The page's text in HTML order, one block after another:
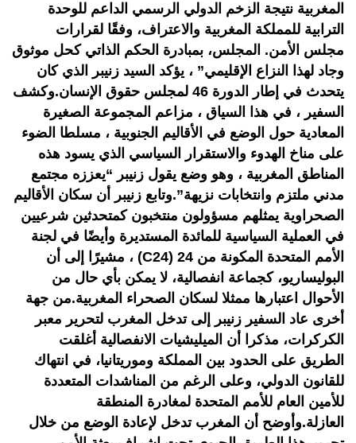
المغربية نتيجة الزخم الدولي الرسمي الداعم للوحدة
الترابية للمملكة المغربية والاعتراف، وفقًا لقرارات
مجلس الأمن. المجلس، بمبادرة الحكم الذاتي كحل موثوق
وجاد لهذا النزاع الإقليمي” ، يؤكد السيد زنيبر الذي كان
يتحدث في إطار الدورة 46 لمجلس حقوق الإنسان.وكشف
السفير ، في هذا السياق ، مزاعم المجموعة الصغيرة
المعادية حول الوضع في الأقاليم الجنوبية ، مسلطا الضوء
على مناخ الهدوء والاستقرار السياسي الذي يسود هذه
المناطق المغربية ، وهو وضع يقول زنيبر “يعززه مجتمع
مدني ملتزم وانتخابات نزيهة”.وتابع زنيبر أن سكان الأقاليم
الصحراوية يمثلهم مسؤولون منتخبون كمتحدثين شرعيين
في العملية السياسية للمائدة المستديرة وأيضًا في لجنة
الأمم المتحدة المكونة من 24 (C24) ، مشيرًا إلى أن
البوليساريو، كجماعة انفصالية، لا يمكن بأي حال من
الأحوال اعتبارها ممثلا لسكان الصحراء المغربية.من جهة
أخرى عاد السفير زنيبر إلى تدخل المغرب لتحرير معبر
الكركرات، مذكرا أن الميليشيات الانفصالية أغلقت
الطريق على الحدود بين المملكة وموريتانيا، في انتهاك
للقانون الدولي، وعلى الرغم من المناشدات المتعددة
للأمين العام للأمم المتحدة لمغادرة المنطقة
العازلة.وأوضح أن المغرب تدخل لإعادة الوضع من خلال